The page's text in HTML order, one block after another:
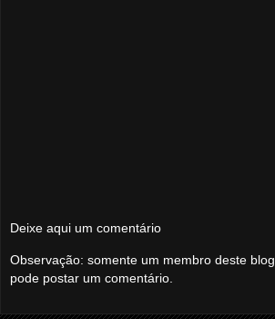
Deixe aqui um comentário
Observação: somente um membro deste blog
pode postar um comentário.